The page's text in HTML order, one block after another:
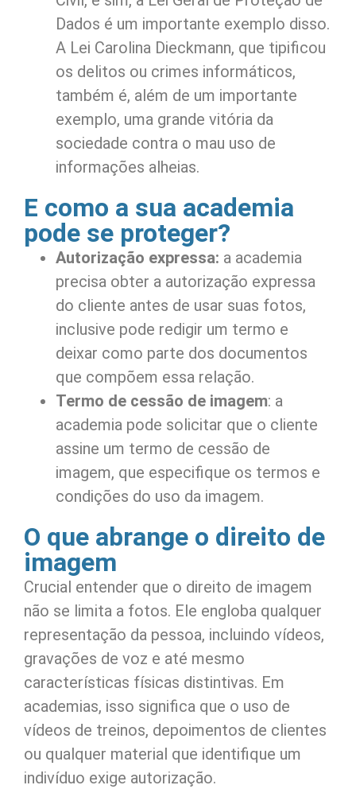
Dados é um importante exemplo disso.
A Lei Carolina Dieckmann, que tipificou
os delitos ou crimes informáticos,
também é, além de um importante
exemplo, uma grande vitória da
sociedade contra o mau uso de
informações alheias.
E como a sua academia
pode se proteger?
Autorização expressa: a academia
precisa obter a autorização expressa
do cliente antes de usar suas fotos,
inclusive pode redigir um termo e
deixar como parte dos documentos
que compõem essa relação.
Termo de cessão de imagem: a
academia pode solicitar que o cliente
assine um termo de cessão de
imagem, que especifique os termos e
condições do uso da imagem.
O que abrange o direito de
imagem
Crucial entender que o direito de imagem
não se limita a fotos. Ele engloba qualquer
representação da pessoa, incluindo vídeos,
gravações de voz e até mesmo
características físicas distintivas. Em
academias, isso significa que o uso de
vídeos de treinos, depoimentos de clientes
ou qualquer material que identifique um
indivíduo exige autorização.